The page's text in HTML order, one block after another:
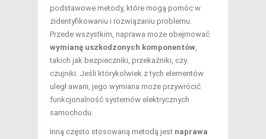
podstawowe metody, które mogą pomóc w
zidentyfikowaniu i rozwiązaniu problemu.
Przede wszystkim, naprawa może obejmować
wymianę uszkodzonych komponentów
takich jak bezpieczniki, przekaźniki, czy
czujniki. Jeśli którykolwiek z tych elementów
uległ awarii, jego wymiana może przywrócić
funkcjonalność systemów elektrycznych
samochodu.
Inną często stosowaną metodą jest naprawa